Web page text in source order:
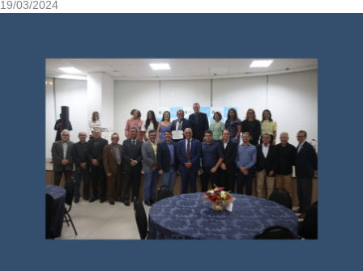
19/03/2024